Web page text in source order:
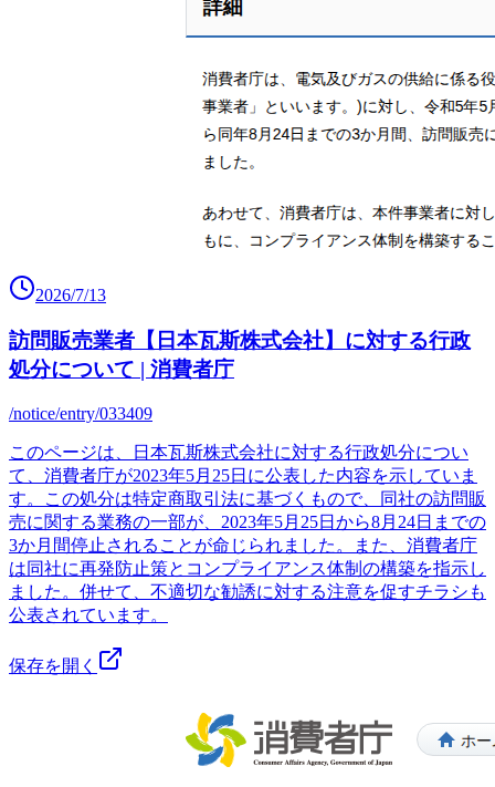
2026/7/13
訪問販売業者【日本瓦斯株式会社】に対する行政
処分について | 消費者庁
/notice/entry/033409
このページは、日本瓦斯株式会社に対する行政処分につい
て、消費者庁が2023年5月25日に公表した内容を示していま
す。この処分は特定商取引法に基づくもので、同社の訪問販
売に関する業務の一部が、2023年5月25日から8月24日までの
3か月間停止されることが命じられました。また、消費者庁
は同社に再発防止策とコンプライアンス体制の構築を指示し
ました。併せて、不適切な勧誘に対する注意を促すチラシも
公表されています。
保存を開く